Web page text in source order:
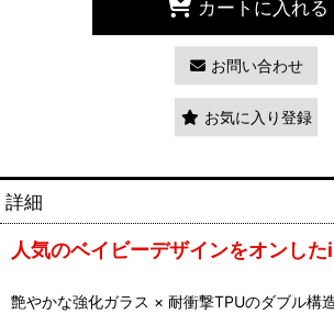
カートに入れる
お問い合わせ
お気に入り登録
詳細
人気のベイビーデザインをオンし
艶やかな強化ガラス × 耐衝撃TPUのダブル構